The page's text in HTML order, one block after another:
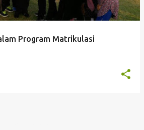
Program Matrikulasi